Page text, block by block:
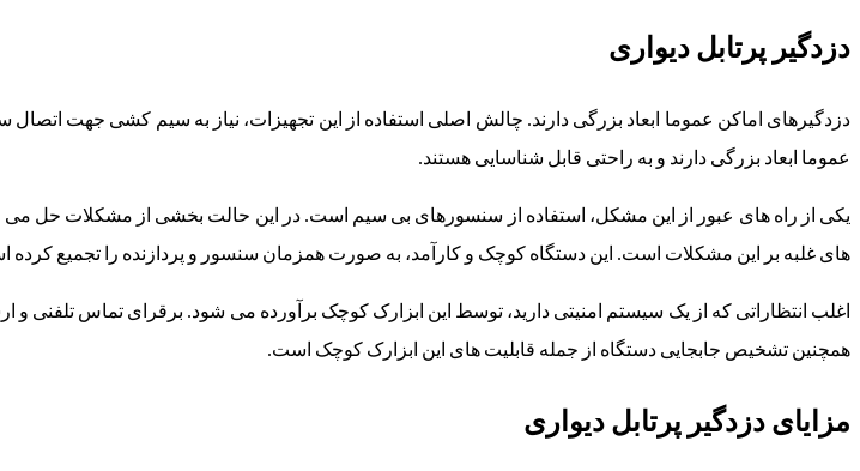
دزدگیر پرتابل دیواری
دزدگیرهای اماکن عموما ابعاد بزرگی دارند. چالش اصلی استفاده از این تجهیزات، نیاز به سیم کشی جهت
عموما ابعاد بزرگی دارند و به راحتی قابل شناسایی هستند.
یکی از راه های عبور از این مشکل، استفاده از سنسورهای بی سیم است. در این حالت بخشی از مشکلات حل می
های غلبه بر این مشکلات است. این دستگاه کوچک و کارآمد، به صورت همزمان سنسور و پردازنده را تجمیع کرده
اغلب انتظاراتی که از یک سیستم امنیتی دارید، توسط این ابزارک کوچک برآورده می شود. برقرای تماس
همچنین تشخیص جابجایی دستگاه از جمله قابلیت های این ابزارک کوچک است.
مزایای دزدگیر پرتابل دیواری